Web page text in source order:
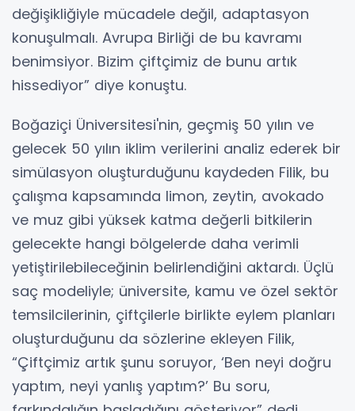
değişikliğiyle mücadele değil, adaptasyon
konuşulmalı. Avrupa Birliği de bu kavramı
benimsiyor. Bizim çiftçimiz de bunu artık
hissediyor” diye konuştu.
Boğaziçi Üniversitesi'nin, geçmiş 50 yılın ve
gelecek 50 yılın iklim verilerini analiz ederek bir
simülasyon oluşturduğunu kaydeden Filik, bu
çalışma kapsamında limon, zeytin, avokado
ve muz gibi yüksek katma değerli bitkilerin
gelecekte hangi bölgelerde daha verimli
yetiştirilebileceğinin belirlendiğini aktardı. Üçlü
saç modeliyle; üniversite, kamu ve özel sektör
temsilcilerinin, çiftçilerle birlikte eylem planları
oluşturduğunu da sözlerine ekleyen Filik,
“Çiftçimiz artık şunu soruyor, ‘Ben neyi doğru
yaptım, neyi yanlış yaptım?’ Bu soru,